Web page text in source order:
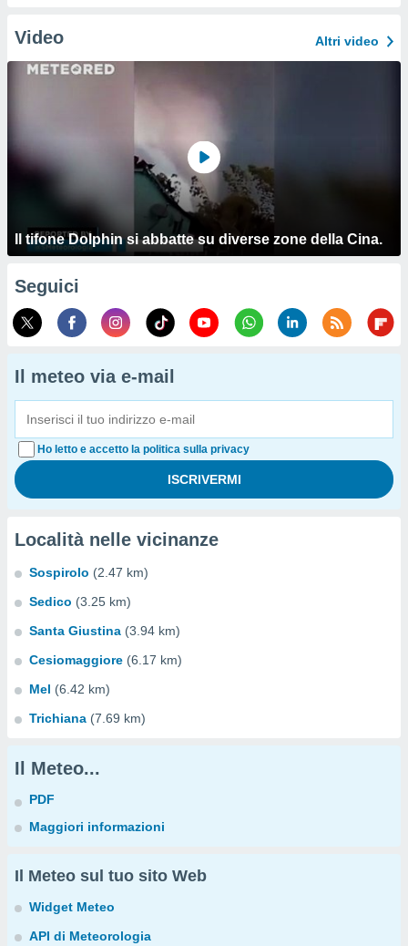
Video Altri video
Il tifone Dolphin si abbatte su diverse zone della Cina.
Seguici
Il meteo via e-mail
Ho letto e accetto la politica sulla privacy
Località nelle vicinanze
Sospirolo (2.47 km)
Sedico (3.25 km)
Santa Giustina (3.94 km)
Cesiomaggiore (6.17 km)
Mel (6.42 km)
Trichiana (7.69 km)
Il Meteo...
PDF
Maggiori informazioni
Il Meteo sul tuo sito Web
Widget Meteo
API di Meteorologia